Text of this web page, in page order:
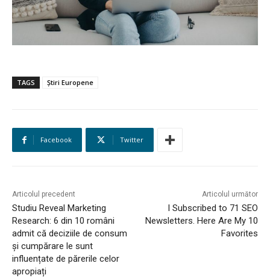
TAGS Știri Europene
Facebook Twitter
Articolul precedent
Studiu Reveal Marketing
Research: 6 din 10 români
admit că deciziile de consum
și cumpărare le sunt
influențate de părerile celor
apropiați
Articolul următor
I Subscribed to 71 SEO
Newsletters. Here Are My 10
Favorites